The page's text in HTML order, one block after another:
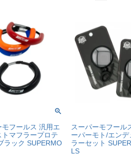
モフールス 汎用エ
トマフラープロテ
ラック SUPERMO
スーパーモフール
ーパーモト/エンデ
ラーセット
LS